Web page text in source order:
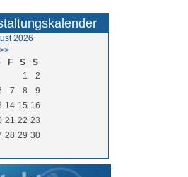
2026
>>
F S
S
1
2
7 8
9
14 15 16
21 22 23
28 29 30